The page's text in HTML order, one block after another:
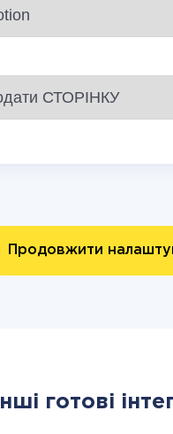
Продовжити
Інші готові